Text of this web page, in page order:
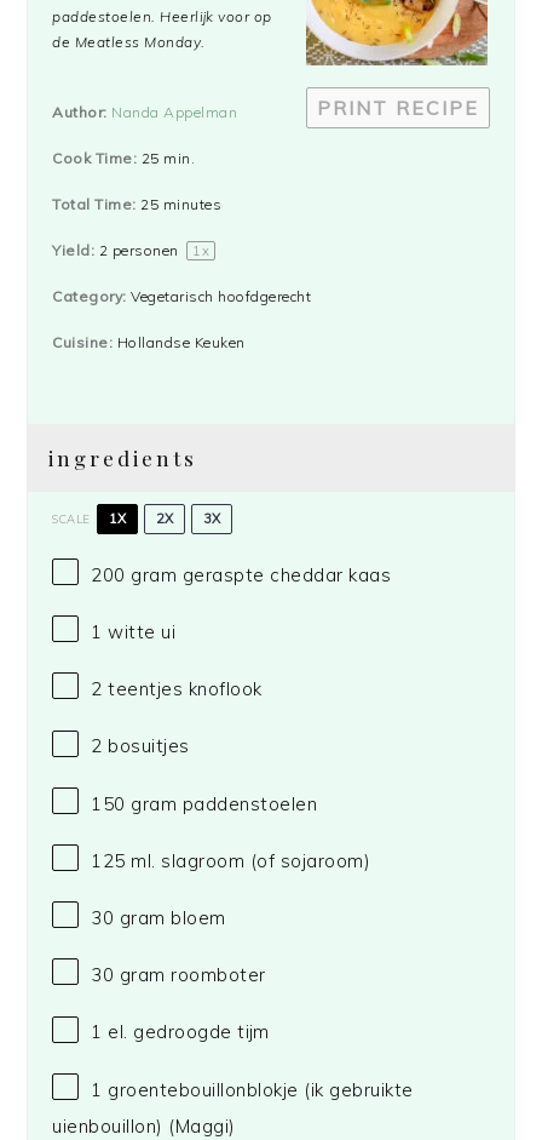
PRINT RECIPE
paddestoelen. Heerlijk voor op
de Meatless Monday.
Author: Nanda Appelman
Cook Time: 25 min.
Total Time: 25 minutes
Yield: 2 personen 1 x
Category: Vegetarisch hoofdgerecht
Cuisine: Hollandse Keuken
ingredients
SCALE 1X 2X 3X
200 gram geraspte cheddar kaas
1 witte ui
2 teentjes knoflook
2 bosuitjes
150 gram paddenstoelen
125 ml. slagroom (of sojaroom)
30 gram bloem
30 gram roomboter
1 el. gedroogde tijm
1 groentebouillonblokje (ik gebruikte
uienbouillon) (Maggi)